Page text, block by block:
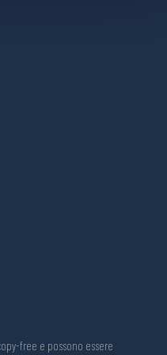
free e possono essere